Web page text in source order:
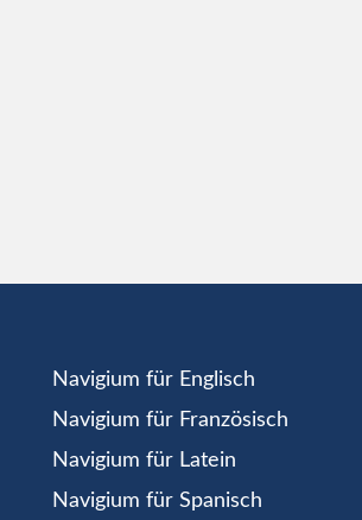
Navigium für Englisch
Navigium für Französisch
Navigium für Latein
Navigium für Spanisch